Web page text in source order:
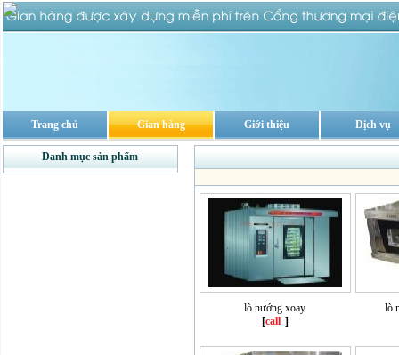
Trang chủ Gian hàng Giới thiệu Dịch vụ
Danh mục sản phẩm
lò nướng xoay
[call ]
lò